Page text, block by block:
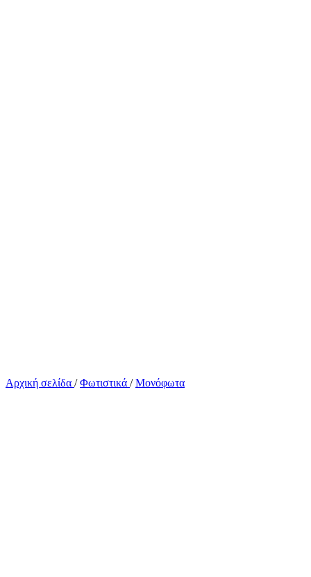
Αρχική σελίδα / Φωτιστικά / Μονόφωτα